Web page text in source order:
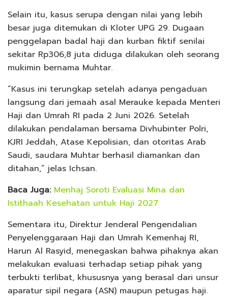
Selain itu, kasus serupa dengan nilai yang lebih
besar juga ditemukan di Kloter UPG 29. Dugaan
penggelapan badal haji dan kurban fiktif senilai
sekitar Rp306,8 juta diduga dilakukan oleh seorang
mukimin bernama Muhtar.
“Kasus ini terungkap setelah adanya pengaduan
langsung dari jemaah asal Merauke kepada Menteri
Haji dan Umrah RI pada 2 Juni 2026. Setelah
dilakukan pendalaman bersama Divhubinter Polri,
KJRI Jeddah, Atase Kepolisian, dan otoritas Arab
Saudi, saudara Muhtar berhasil diamankan dan
ditahan,” jelas Ichsan.
Baca Juga: Menhaj Soroti Evaluasi Mina dan
Istithaah Kesehatan untuk Haji 2027
Sementara itu, Direktur Jenderal Pengendalian
Penyelenggaraan Haji dan Umrah Kemenhaj RI,
Harun Al Rasyid, menegaskan bahwa pihaknya akan
melakukan evaluasi terhadap setiap pihak yang
terbukti terlibat, khususnya yang berasal dari unsur
aparatur sipil negara (ASN) maupun petugas haji.